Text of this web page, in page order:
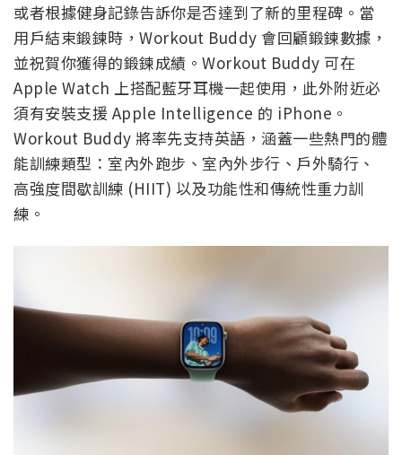
或者根據健身記錄告訴你是否達到了新的里程碑。當
用戶結束鍛鍊時，Workout Buddy 會回顧鍛鍊數據，
並祝賀你獲得的鍛鍊成績。Workout Buddy 可在
Apple Watch 上搭配藍牙耳機一起使用，此外附近必
須有安裝支援 Apple Intelligence 的 iPhone。
Workout Buddy 將率先支持英語，涵蓋一些熱門的體
能訓練類型：室內外跑步、室內外步行、戶外騎行、
高強度間歇訓練 (HIIT) 以及功能性和傳統性重力訓
練。